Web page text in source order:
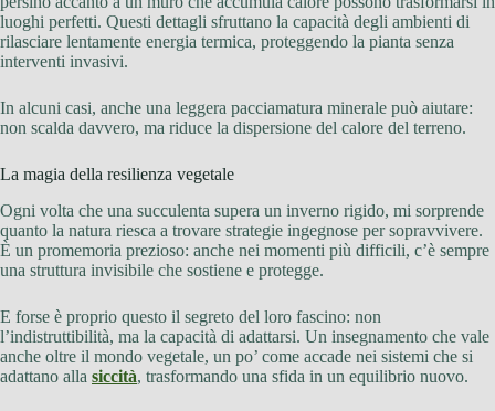
luoghi perfetti. Questi dettagli sfruttano la capacità degli ambienti di
rilasciare lentamente energia termica, proteggendo la pianta senza
interventi invasivi.
In alcuni casi, anche una leggera pacciamatura minerale può aiutare:
non scalda davvero, ma riduce la dispersione del calore del terreno.
La magia della resilienza vegetale
Ogni volta che una succulenta supera un inverno rigido, mi sorprende
quanto la natura riesca a trovare strategie ingegnose per sopravvivere.
È un promemoria prezioso: anche nei momenti più difficili, c’è sempre
una struttura invisibile che sostiene e protegge.
E forse è proprio questo il segreto del loro fascino: non
l’indistruttibilità, ma la capacità di adattarsi. Un insegnamento che vale
anche oltre il mondo vegetale, un po’ come accade nei sistemi che si
adattano alla siccità, trasformando una sfida in un equilibrio nuovo.